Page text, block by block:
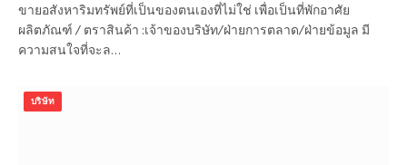
ขายอสังหาริมทรัพย์ที่เป็นของตนเองที่ไม่ใช่ เพื่อเป็นที่พักอาศัย
ผลิตภัณฑ์ / ตราสินค้า :เจ้าของบริษัท/ฝ่ายการตลาด/ฝ่ายข้อมูล มี
ความสนใจที่จะล…
บริษัท